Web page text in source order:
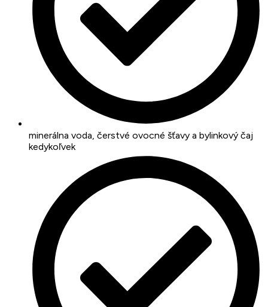
minerálna voda, čerstvé ovocné šťavy a bylinkový čaj
kedykoľvek